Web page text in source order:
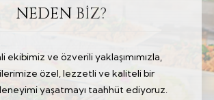
NEDENBİZ?
ekibimiz ve özverili yaklaşımımızla,
özel, lezzetli ve kaliteli bir
yaşatmayı taahhüt ediyoruz.